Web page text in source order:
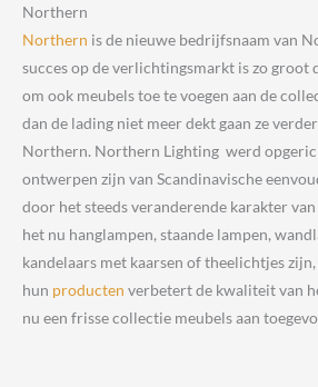
Northern
Northern is de nieuwe bedrijfsnaam van
succes op de verlichtingsmarkt is zo groot
om ook meubels toe te voegen aan de
dan de lading niet meer dekt gaan ze
Northern. Northern Lighting werd
ontwerpen zijn van Scandinavische
door het steeds veranderende karakter
het nu hanglampen, staande lampen,
kandelaars met kaarsen of theelichtjes zijn,
hun producten verbetert de kwaliteit van
nu een frisse collectie meubels aan